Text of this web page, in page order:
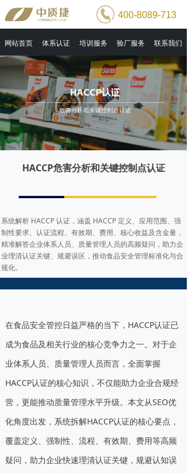
网站首页 体系认证 培训服务 验厂服务 联系我们
400-8089-713
HACCP危害分析和关键控制点认证
系统解析 HACCP 认证，涵盖 HACCP 定义、应用范围、强
制性要求、认证流程、有效期、费用、核心收益及含金量，
精准解答企业体系人员、质量管理人员的高频疑问，助力企
业理清认证关键、规避误区，推动食品安全管理标准化与合
规化。
在食品安全管控日益严格的当下，HACCP认证已
成为食品及相关行业的核心竞争力之一。对于企
业体系人员、质量管理人员而言，全面掌握
HACCP认证的核心知识，不仅能助力企业合规经
营，更能推动质量管理水平升级。本文从SEO优
化角度出发，系统拆解HACCP认证的核心要点，
覆盖定义、强制性、流程、有效期、费用等高频
疑问，助力企业快速理清认证关键，规避认知误